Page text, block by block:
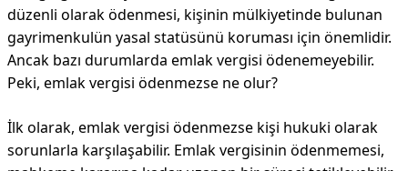
düzenli olarak ödenmesi, kişinin mülkiyetinde bulunan
gayrimenkulün yasal statüsünü koruması için önemlidir.
Ancak bazı durumlarda emlak vergisi ödenemeyebilir.
Peki, emlak vergisi ödenmezse ne olur?
İlk olarak, emlak vergisi ödenmezse kişi hukuki olarak
sorunlarla karşılaşabilir. Emlak vergisinin ödenmemesi,